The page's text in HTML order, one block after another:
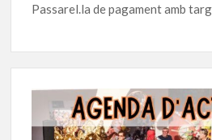
Passarel.la de pagament amb